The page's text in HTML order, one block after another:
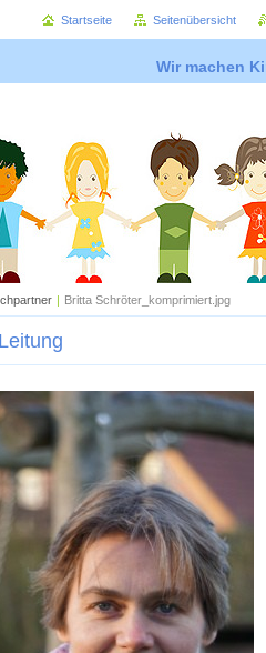
Wir machen
| Britta Schröter_komprimiert.jpg
Startseite Seitenübersicht